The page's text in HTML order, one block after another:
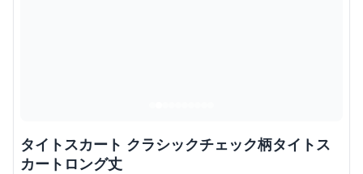
タイトスカート クラシックチェック柄タイトス
カートロング丈